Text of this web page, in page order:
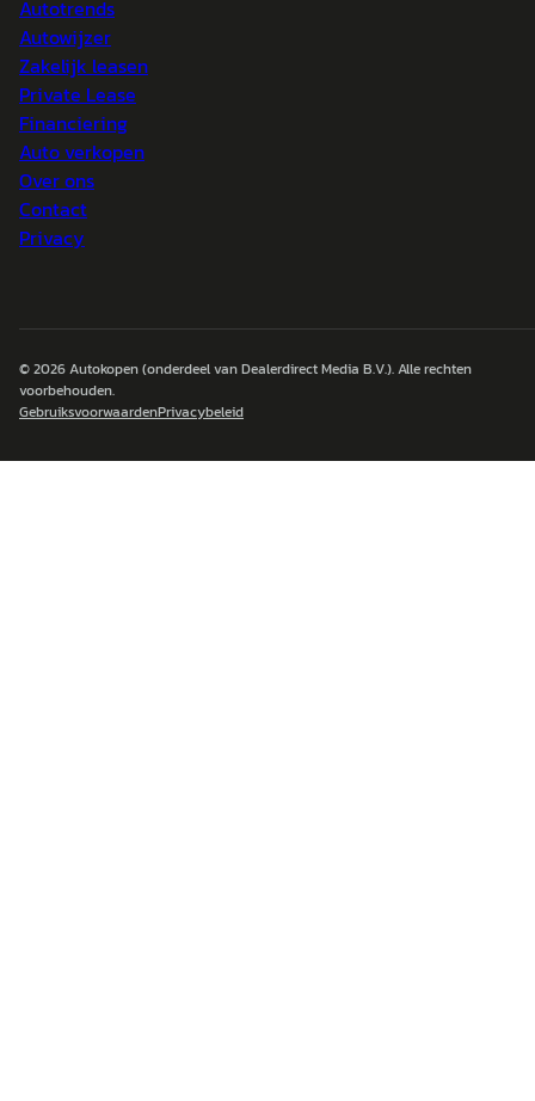
Autotrends
Autowijzer
Zakelijk leasen
Private Lease
Financiering
Auto verkopen
Over ons
Contact
Privacy
© 2026Autokopen(onderdeel van Dealerdirect Media B.V.). Alle rechten
voorbehouden.
GebruiksvoorwaardenPrivacybeleid